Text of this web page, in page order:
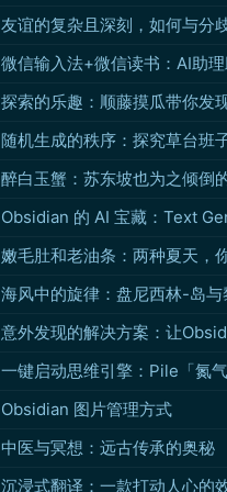
友谊的复杂且深刻，如何与分
微信输入法+微信读书：AI助
探索的乐趣：顺藤摸瓜带你发
随机生成的秩序：探究草台班
醉白玉蟹：苏东坡也为之倾倒
Obsidian 的 AI 宝藏：Text
嫩毛肚和老油条：两种夏天，
海风中的旋律：盘尼西林-岛与
意外发现的解决方案：让
一键启动思维引擎：Pile「氮
Obsidian 图片管理方式
中医与冥想：远古传承的奥秘
沉浸式翻译：一款打动人心的